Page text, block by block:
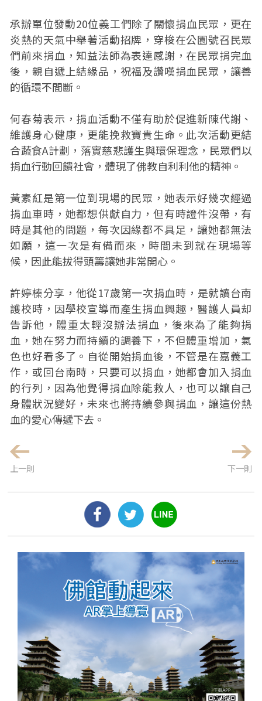
承辦單位發動20位義工們除了關懷捐血民眾，更在
炎熱的天氣中舉著活動招牌，穿梭在公園號召民眾
們前來捐血，知益法師為表達感謝，在民眾捐完血
後，親自遞上結緣品，祝福及讚嘆捐血民眾，讓善
的循環不間斷。
何春菊表示，捐血活動不僅有助於促進新陳代謝、
維護身心健康，更能挽救寶貴生命。此次活動更結
合蔬食A計劃，落實慈悲護生與環保理念，民眾們以
捐血行動回饋社會，體現了佛教自利利他的精神。
黃素紅是第一位到現場的民眾，她表示好幾次經過
捐血車時，她都想供獻自力，但有時證件沒帶，有
時是其他的問題，每次因緣都不具足，讓她都無法
如願，這一次是有備而來，時間未到就在現場等
候，因此能拔得頭籌讓她非常開心。
許婷榛分享，他從17歲第一次捐血時，是就讀台南
護校時，因學校宣導而產生捐血興趣，醫護人員却
告訴他，體重太輕沒辦法捐血，後來為了能夠捐
血，她在努力而持續的調養下，不但體重增加，氣
色也好看多了。自從開始捐血後，不管是在嘉義工
作，或回台南時，只要可以捐血，她都會加入捐血
的行列，因為他覺得捐血除能救人，也可以讓自己
身體狀況變好，未來也將持續參與捐血，讓這份熱
血的愛心傳遞下去。
上一則 下一則